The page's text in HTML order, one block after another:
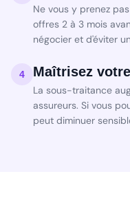
Ne vous y prenez
offres 2 à 3 mois
négocier et d'éviter
4 Maîtrisez
La sous-traitance
assureurs. Si vous
peut diminuer